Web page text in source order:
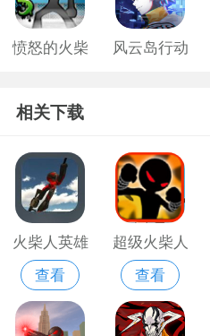
愤怒的火柴
风云岛行动
相关下载
火柴人英雄
破解版
查看
超级火柴人
大乱斗免费
游戏
查看